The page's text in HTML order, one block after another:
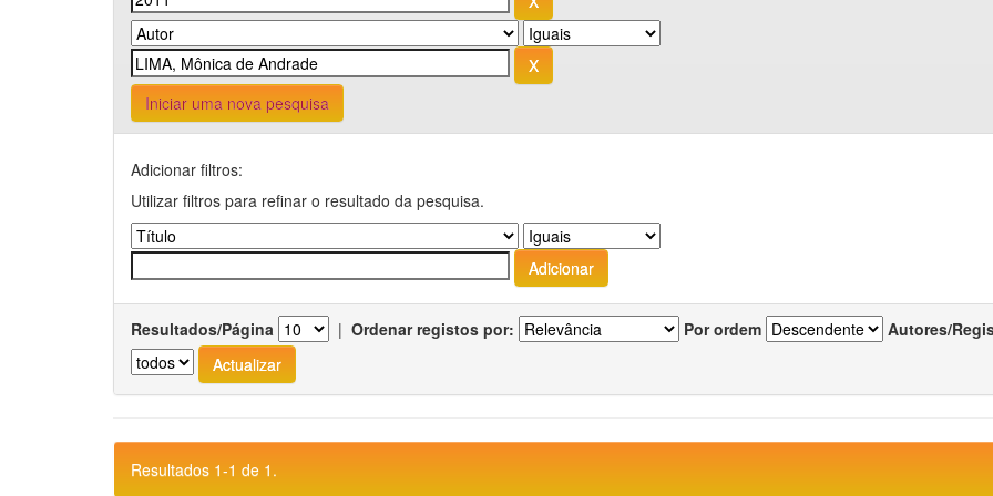
Iniciar uma nova pesquisa
Adicionar filtros:
Utilizar filtros para refinar o resultado da pesquisa.
Resultados/Página | Ordenar registos por: Por ordem Autores/
Resultados 1-1 de 1.